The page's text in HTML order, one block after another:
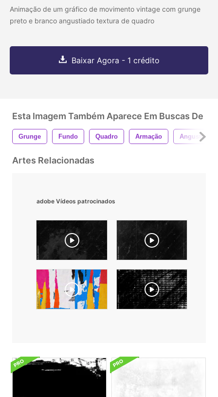
Animação de um gráfico de movimento vintage com grunge
preto e branco angustiado textura de quadro
Baixar Agora - 1 crédito
Esta Imagem Também Aparece Em Buscas De
Grunge Fundo Quadro Armação Angustiado
Artes Relacionadas
adobe Vídeos patrocinados